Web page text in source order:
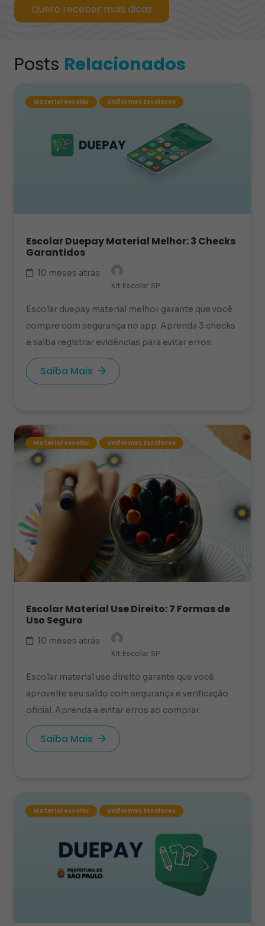
Quero receber mais dicas
Posts Relacionados
Material escolar Uniformes Escolares
Escolar Duepay Material Melhor: 3 Checks
Garantidos
10 meses atrás
Kit Escolar SP
Escolar duepay material melhor garante que você
compre com segurança no app. Aprenda 3 checks
e saiba registrar evidências para evitar erros.
Saiba Mais
Material escolar Uniformes Escolares
Escolar Material Use Direito: 7 Formas de
Uso Seguro
10 meses atrás
Kit Escolar SP
Escolar material use direito garante que você
aproveite seu saldo com segurança e verificação
oficial. Aprenda a evitar erros ao comprar.
Saiba Mais
Material escolar Uniformes Escolares